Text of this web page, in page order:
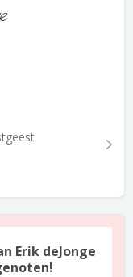
Erik deJonge